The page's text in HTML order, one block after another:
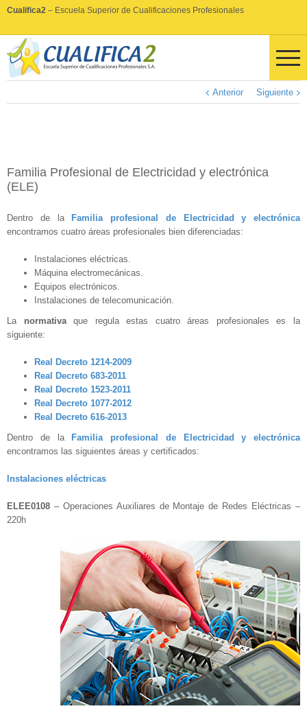
Cualifica2 – Escuela Superior de Cualificaciones Profesionales
Anterior Siguiente
Familia Profesional de Electricidad y electrónica
(ELE)
Dentro de la
Familia profesional de Electricidad y electrónica
encontramos cuatro áreas profesionales bien diferenciadas:
Instalaciones eléctricas.
Máquina electromecánicas.
Equipos electrónicos.
Instalaciones de telecomunicación.
La normativaque regula estas cuatro áreas profesionales es la
siguiente:
Real Decreto 1214-2009
Real Decreto 683-2011
Real Decreto 1523-2011
Real Decreto 1077-2012
Real Decreto 616-2013
Dentro de la
Familia profesional de Electricidad y electrónica
encontramos las siguientes áreas y certificados:
Instalaciones eléctricas
ELEE0108 – Operaciones Auxiliares de Montaje de Redes Eléctricas –
220h